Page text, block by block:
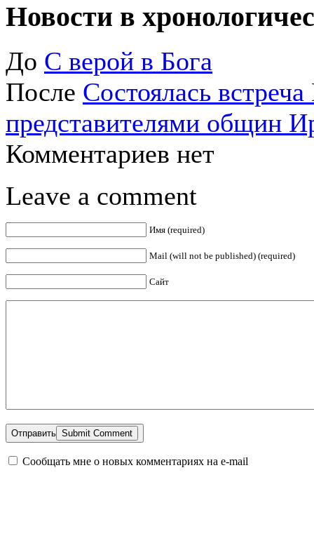
Новости в
До С верой в Бога
После Состоялась
представителями общин
Комментариев нет
Leave a comment
Имя (required)
Mail (will not be published) (required)
Сайт
Отправить
Сообщать мне о новых комментариях на e-mail